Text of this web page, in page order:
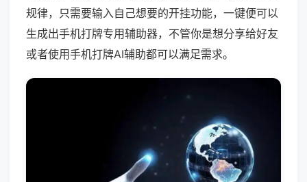
规律，只需要输入自己想要的开挂功能，一键便可以
生成出手机打牌专用辅助器，不管你是想分享给好友
或者使用手机打牌AI辅助都可以满足需求。